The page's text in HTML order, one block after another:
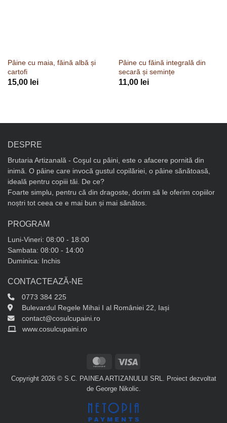
Pâine cu maia, făină albă și
cartofi
15,00 lei
Pâine cu făină integrală din
secară și semințe
11,00 lei
DESPRE
Brutaria Artizanală - Coşul cu pâini, este o afacere pornită din
inimă. O pâine care invocă gustul copilăriei, o pâine sănătoasă,
ideală pentru copiii tăi. De ce?
Foarte simplu, pentru că din dragoste, dorim să le oferim copiilor
noștri tot ceea ce e mai bun și mai sănătos.
PROGRAM
Luni-Vineri: 08:00 - 18:00
Sambata: 08:00 - 14:00
Duminica: Inchis
CONTACTEAZĂ-NE
0773 384 225
Bulevardul Regele Mihai I al României 22, Iași
contact@cosulcupaini.ro
www.cosulcupaini.ro
MasterCard
Copyright 2026 © S.C. PAINEA ARTIZANULUI SRL. Proiect dezvoltat
de George Nikolic